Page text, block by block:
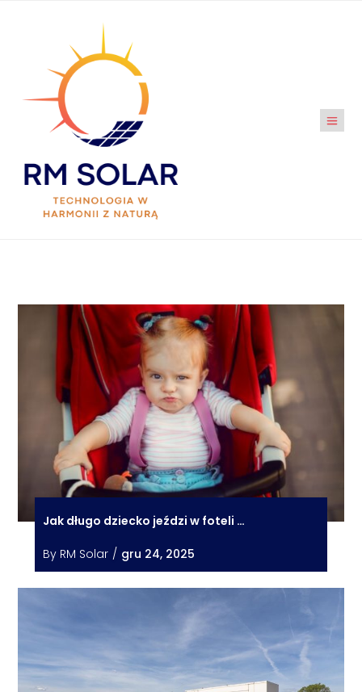
Jak długo dziecko jeździ w foteli …
By RM Solar / gru 24, 2025